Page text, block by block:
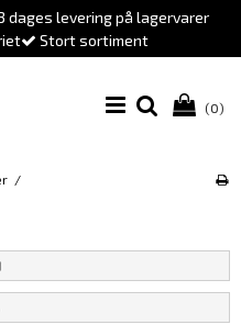
dages levering på lagervarer
Stort sortiment
(0)
/